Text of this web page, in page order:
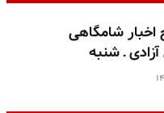
شامگاهی
ـ شنبه